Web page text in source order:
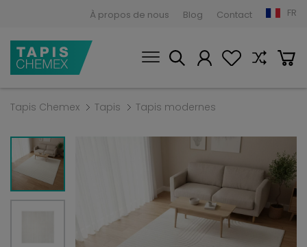
À propos de nous Blog Contact FR
Tapis Chemex Tapis Tapis modernes